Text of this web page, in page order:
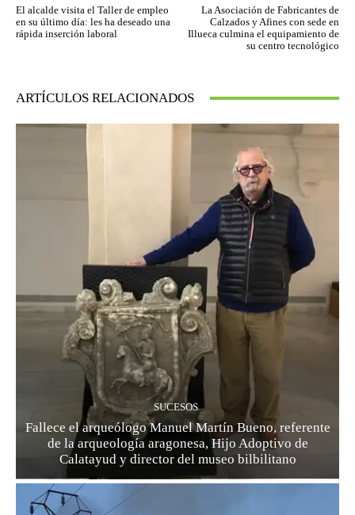
El alcalde visita el Taller de empleo
en su último día: les ha deseado una
rápida inserción laboral
La Asociación de Fabricantes de
Calzados y Afines con sede en
Illueca culmina el equipamiento de
su centro tecnológico
ARTÍCULOS RELACIONADOS
SUCESOS
Fallece el arqueólogo Manuel Martín Bueno, referente
de la arqueología aragonesa, Hijo Adoptivo de
Calatayud y director del museo bilbilitano